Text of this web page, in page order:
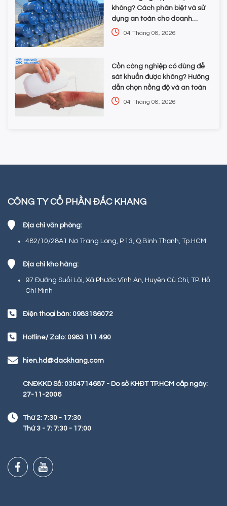
không? Cách phân biệt và sử
dụng an toàn cho doanh
nghiệp
04 Tháng 08, 2026
Cồn công nghiệp có dùng để
sát khuẩn được không? Hướng
dẫn chọn nồng độ và an toàn
04 Tháng 08, 2026
CÔNG TY CỔ PHẦN ĐẮC KHANG
Địa chỉ văn phòng:
482/10/28A1 Nơ Trang Long, P.13, Q.Bình Thạnh, Tp.HCM
Địa chỉ kho hàng:
97 Đường Suối Lội, Xã Phước Vĩnh An, Huyện Củ Chi, TP. Hồ
Chí Minh
Điện thoại bàn: 0983186072
Hotline/ Zalo: 0983 111 490
hien.hd@dackhang.com
CNĐKKD Số: 0304714687 - Do sở KHĐT TP.HCM cấp ngày:
27-11-2006
Thứ 2: 7:30 - 17:30
Thứ 3 - 7: 7:30 - 17:00